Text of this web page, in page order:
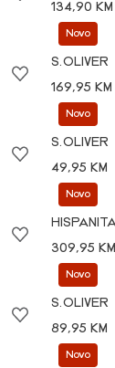
134,90 KM
Novo
S.OLIVER
169,95 KM
Novo
S.OLIVER
49,95 KM
Novo
309,95 KM
Novo
S.OLIVER
89,95 KM
Novo